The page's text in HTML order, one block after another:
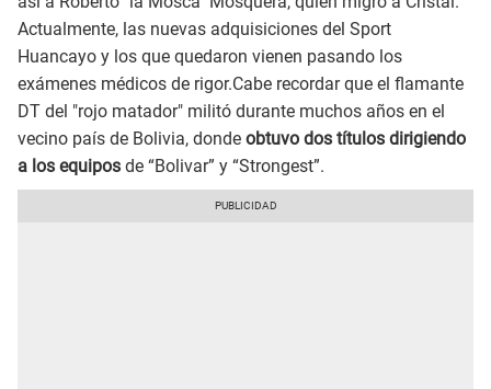
Actualmente, las nuevas adquisiciones del Sport
Huancayo y los que quedaron vienen pasando los
exámenes médicos de rigor.Cabe recordar que el flamante
DT del "rojo matador" militó durante muchos años en el
vecino país de Bolivia, donde obtuvo dos títulos dirigiendo
a los equipos de “Bolivar” y “Strongest”.